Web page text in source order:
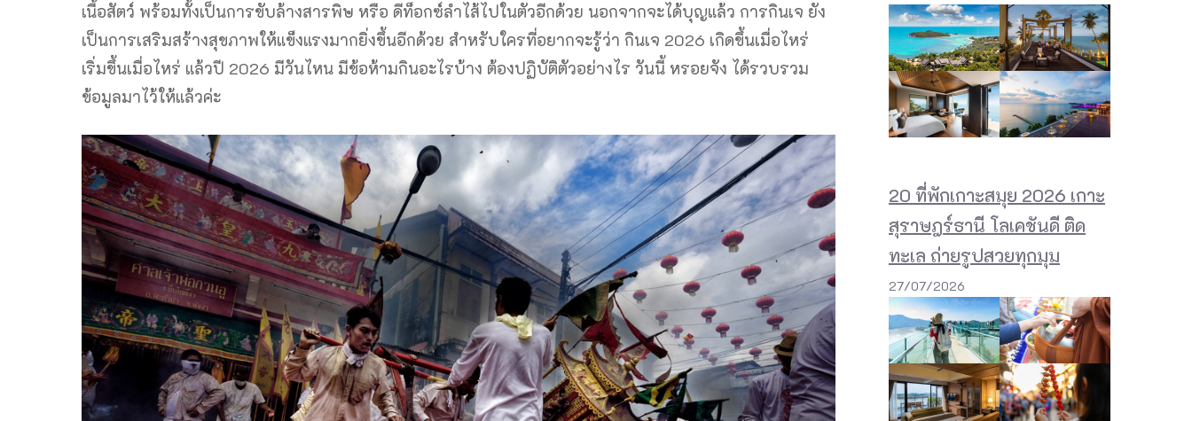
เนื้อสัตว์ พร้อมทั้งเป็นการขับล้างสารพิษ หรือ ดีท็อกซ์ลำไส้ไปในตัวอีกด้วย นอกจากจะได้บุญแล้ว การกินเจ ยัง
เป็นการเสริมสร้างสุขภาพให้แข็งแรงมากยิ่งขึ้นอีกด้วย สำหรับใครที่อยากจะรู้ว่า กินเจ 2026 เกิดขึ้นเมื่อไหร่
เริ่มขึ้นเมื่อไหร่ แล้วปี 2026 มีวันไหน มีข้อห้ามกินอะไรบ้าง ต้องปฏิบัติตัวอย่างไร วันนี้ หรอยจัง ได้รวบรวม
ข้อมูลมาไว้ให้แล้วค่ะ
20 ที่พักเกาะสมุย 2026 เกาะ
สุราษฎร์ธานี โลเคชันดี ติด
ทะเล ถ่ายรูปสวยทุกมุม
27/07/2026